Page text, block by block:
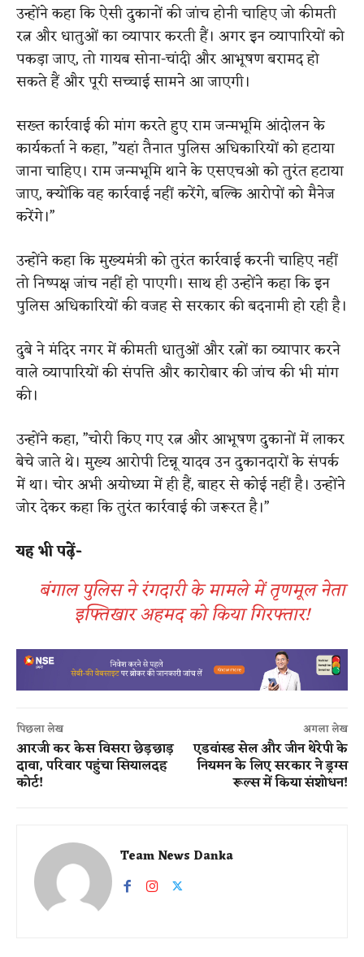
उन्होंने कहा कि ऐसी दुकानों की जांच होनी चाहिए जो कीमती
रत्न और धातुओं का व्यापार करती हैं। अगर इन व्यापारियों को
पकड़ा जाए, तो गायब सोना-चांदी और आभूषण बरामद हो
सकते हैं और पूरी सच्चाई सामने आ जाएगी।
सख्त कार्रवाई की मांग करते हुए राम जन्मभूमि आंदोलन के
कार्यकर्ता ने कहा, ”यहां तैनात पुलिस अधिकारियों को हटाया
जाना चाहिए। राम जन्मभूमि थाने के एसएचओ को तुरंत हटाया
जाए, क्योंकि वह कार्रवाई नहीं करेंगे, बल्कि आरोपों को मैनेज
करेंगे।”
उन्होंने कहा कि मुख्यमंत्री को तुरंत कार्रवाई करनी चाहिए नहीं
तो निष्पक्ष जांच नहीं हो पाएगी। साथ ही उन्होंने कहा कि इन
पुलिस अधिकारियों की वजह से सरकार की बदनामी हो रही है।
दुबे ने मंदिर नगर में कीमती धातुओं और रत्नों का व्यापार करने
वाले व्यापारियों की संपत्ति और कारोबार की जांच की भी मांग
की।
उन्होंने कहा, ”चोरी किए गए रत्न और आभूषण दुकानों में लाकर
बेचे जाते थे। मुख्य आरोपी टिन्नू यादव उन दुकानदारों के संपर्क
में था। चोर अभी अयोध्या में ही हैं, बाहर से कोई नहीं है। उन्होंने
जोर देकर कहा कि तुरंत कार्रवाई की जरूरत है।”
यह भी पढ़ें-
बंगाल पुलिस ने रंगदारी के मामले में तृणमूल नेता
इफ्तिखार अहमद को किया गिरफ्तार!
पिछला लेख
आरजी कर केस विसरा छेड़छाड़
दावा, परिवार पहुंचा सियालदह
कोर्ट!
अगला लेख
एडवांस्ड सेल और जीन थेरेपी के
नियमन के लिए सरकार ने ड्रग्स
रूल्स में किया संशोधन!
Team News Danka